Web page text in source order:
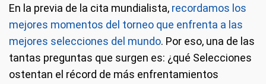
En la previa de la cita mundialista, recordamos los
mejores momentos del torneo que enfrenta a las
mejores selecciones del mundo. Por eso, una de las
tantas preguntas que surgen es: ¿qué Selecciones
ostentan el récord de más enfrentamientos